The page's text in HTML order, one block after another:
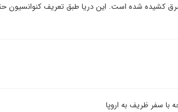
کشیده شده است. این دریا طبق تعریف کنوانسیون
سفر ظریف به اروپا